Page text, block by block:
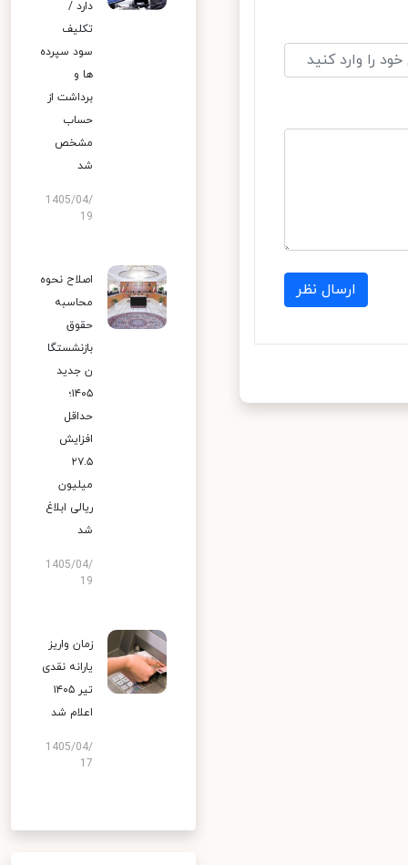
ارسال نظر
دارد /
تکلیف
سود سپرده
ها و
برداشت از
حساب
مشخص
شد
1405/04/
19
اصلاح نحوه
محاسبه
حقوق
بازنشستگا
ن جدید
۱۴۰۵؛
حداقل
افزایش
۲۷.۵
میلیون
ریالی ابلاغ
شد
1405/04/
19
زمان واریز
یارانه نقدی
تیر ۱۴۰۵
اعلام شد
1405/04/
17